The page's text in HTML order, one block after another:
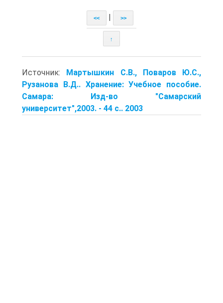
<< >>
↑
Источник: Мартышкин С.В., Поваров Ю.С.,
Рузанова В.Д.. Хранение: Учебное пособие.
Самара: Изд-во "Самарский
университет",2003. - 44 с.. 2003